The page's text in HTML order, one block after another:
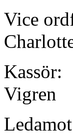
Vice
Kassör:
Vigren